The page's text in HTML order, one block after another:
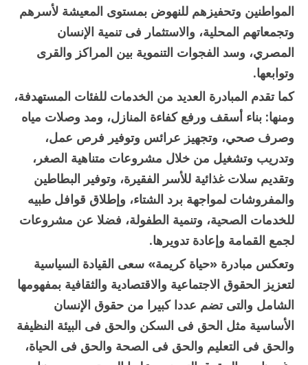
المواطنين وتحفيزهم للنهوض بمستوى المعيشة لأسرهم
وتجمعاتهم المحلية، والاستثمار فى تنمية الإنسان
المصري، وسد الفجوات التنموية بين المراكز والقرى
وتوابعها.
كما تقدم المبادرة العديد من الخدمات للفئات المستهدفة،
ومنها: بناء أسقف ورفع كفاءة المنازل، ومد وصلات مياه
وصرف صحي، وتجهيز عرائس وتوفير فرص عمل،
وتدريب وتشغيل من خلال مشروعات متناهية الصغر،
وتقديم سلات غذائية للأسر الفقيرة، وتوفير البطاطين
والمفروشات لمواجهة برد الشتاء، وإطلاق قوافل طبيه
للخدمات الصحية، وتنمية الطفولة، فضلا عن مشروعات
لجمع القمامة وإعادة تدويرها.
وتعكس مبادرة «حياة كريمة» سعى القيادة السياسية
لتعزيز الحقوق الاجتماعية والاقتصادية والثقافية بمفهومها
الشامل والتى تضم عددا كبيرا من حقوق الإنسان
الأساسية مثل الحق فى السكن والحق فى البيئة النظيفة
والحق فى التعليم والحق فى الصحة والحق فى الحياة،